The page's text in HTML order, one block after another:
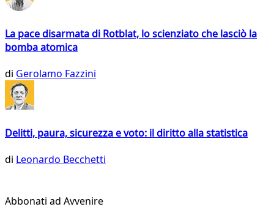
La pace disarmata di Rotblat, lo scienziato che lasciò la
bomba atomica
di Gerolamo Fazzini
Delitti, paura, sicurezza e voto: il diritto alla statistica
di Leonardo Becchetti
Abbonati ad Avvenire